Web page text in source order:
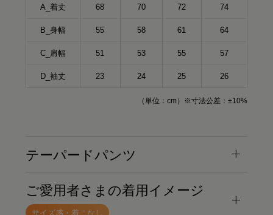
A_着丈 68 70 72 74
B_身幅 55 58 61 64
C_肩幅 51 53 55 57
D_袖丈 23 24 25 26
（単位：cm）※寸法公差：±10%
テーパードパンツ
ご愛用者さまの着用イメージ
サイズ感・着こなし